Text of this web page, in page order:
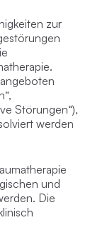
zur
Störungen“),
werden
und
Die